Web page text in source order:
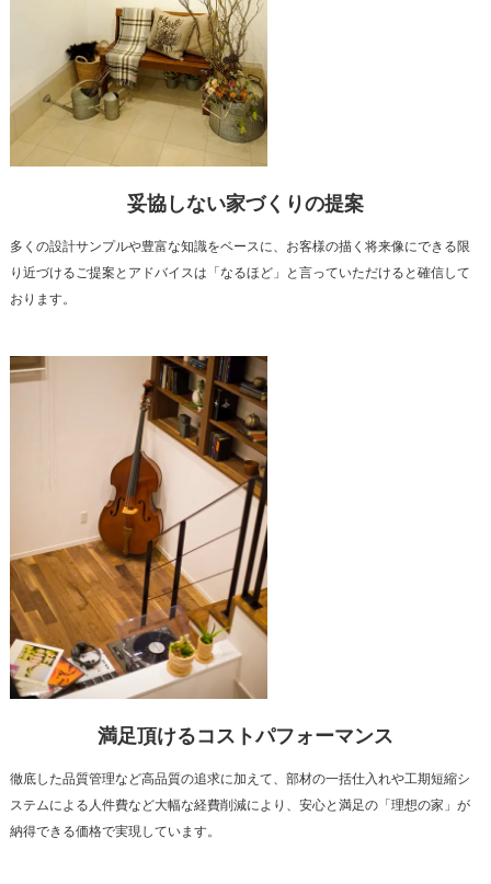
妥協しない家づくりの提案
多くの設計サンプルや豊富な知識をベースに、お客様の描く将来像にできる限
り近づけるご提案とアドバイスは「なるほど」と言っていただけると確信して
おります。
満足頂けるコストパフォーマンス
徹底した品質管理など高品質の追求に加えて、部材の一括仕入れや工期短縮シ
ステムによる人件費など大幅な経費削減により、安心と満足の「理想の家」が
納得できる価格で実現しています。